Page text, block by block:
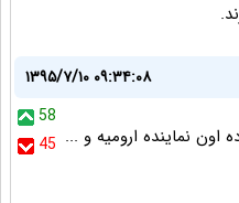
۱۳۹۵/۷/۱۰ ۰۹:۳۴:۰۸
58
45 اون نماینده ارومیه و ...